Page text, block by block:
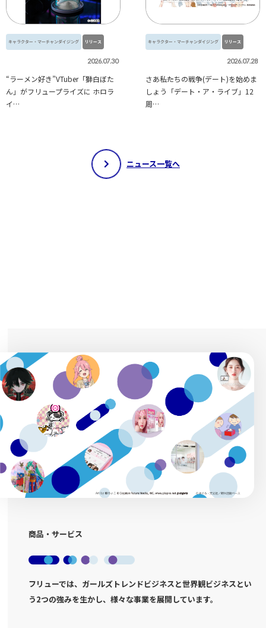
キャラクター・マーチャンダイジング リリース
2026.07.30
“ラーメン好き”VTuber「獅白ぼた
ん」がフリュープライズに ホロラ
イ…
キャラクター・マーチャンダイジング リリース
2026.07.28
さあ――私たちの戦争(デート)を始めま
しょう「デート・ア・ライブ」12
周…
ニュース一覧へ
商品・サービス
フリューでは、ガールズトレンドビジネスと世界観ビジネスとい
う2つの強みを生かし、様々な事業を展開しています。